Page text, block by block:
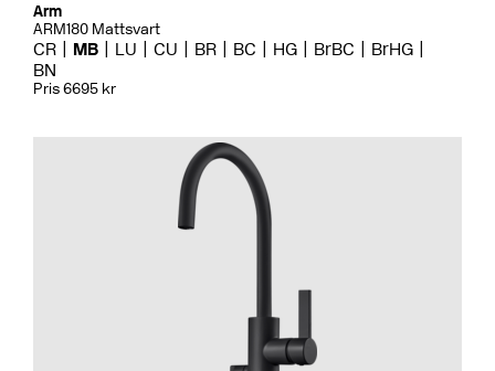
Arm
ARM180 Mattsvart
CR MB LU CU BR BC HG BrBC
BrHG
BN
Pris 6695 kr